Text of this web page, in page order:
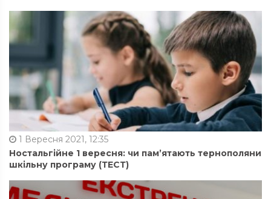
1 Вересня 2021, 12:35
Ностальгійне 1 вересня: чи пам’ятають тернополяни
шкільну програму (ТЕСТ)